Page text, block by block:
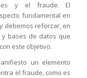
y el fraude. El
fundamental en
debemos reforzar, en
bases de datos que
este objetivo.
un elemento
el fraude, como es